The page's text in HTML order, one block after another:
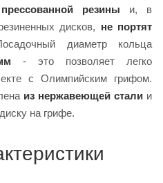
резины и, в
дисков, не портят
диаметр кольца
- это позволяет легко
с Олимпийским грифом.
из нержавеющей стали и
на грифе.